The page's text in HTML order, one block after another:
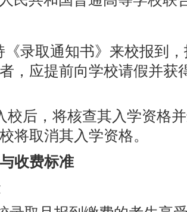
录取通知书》来校报到，
，应提前向学校请假并
后，将核查其入学资格并
将取消其入学资格。
收费标准